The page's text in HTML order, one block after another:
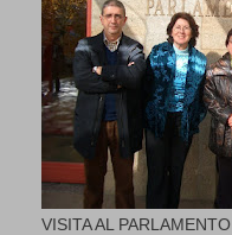
VISITA AL